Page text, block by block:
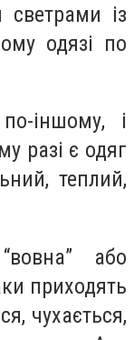
із
одязі по
іншому, і
разі є одяг
теплий,
або
приходять
чухається,